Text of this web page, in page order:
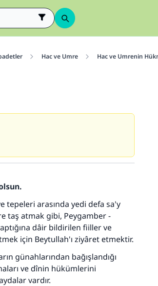
Hac ve Umre Hac ve Umrenin
tepeleri arasında yedi defa sa'y
taş atmak gibi, Peygamber -
dâir bildirilen fiiller ve
için Beytullah'ı ziyâret etmektir.
günahlarından bağışlandığı
ve dînin hükümlerini
vardır.
kurtardı.
için bizi destekle